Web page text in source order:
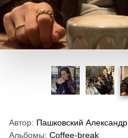
Автор: Пашковский Александр
Альбомы: Coffee-break